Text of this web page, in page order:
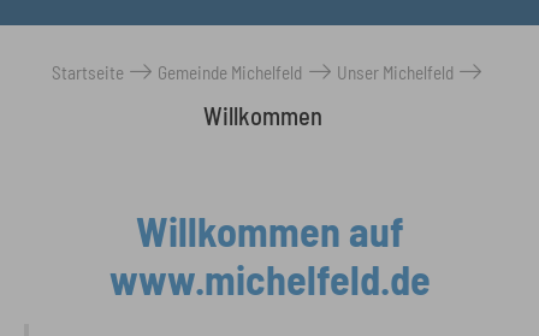
Startseite Gemeinde Michelfeld Unser Michelfeld
Willkommen
Willkommen auf
www.michelfeld.de